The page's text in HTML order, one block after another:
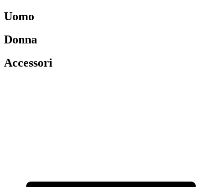
Uomo
Donna
Accessori